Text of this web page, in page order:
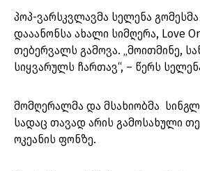
პოპ-ვარსკვლავმა სელენა
დააანონსა ახალი სიმღერა, Love
თებერვალს გამოვა. „მოითმინე,
სიყვარულს ჩართავ“, – წერს
მომღერალმა და მსახიობმა
სადაც თავად არის გამოსახული
ოკეანის ფონზე.